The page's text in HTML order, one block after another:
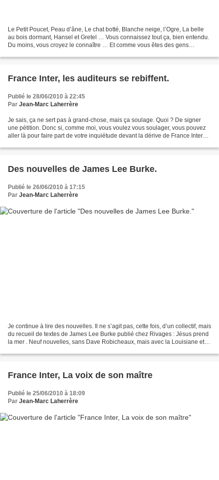
Le Petit Poucet, Peau d’âne, Le chat botté, Blanche neige, l’Ogre, La belle
au bois dormant, Hansel et Gretel … Vous connaissez tout ça, bien entendu.
Du moins, vous croyez le connaître … Et comme vous êtes des gens
France Inter, les auditeurs se rebiffent.
Publié le 28/06/2010 à 22:45
Par Jean-Marc Laherrère
Je sais, ça ne sert pas à grand-chose, mais ça soulage. Quoi ? De signer
une pétition. Donc si, comme moi, vous voulez vous soulager, vous pouvez
aller là pour faire part de votre inquiétude devant la dérive de France Inter
Des nouvelles de James Lee Burke.
Publié le 26/06/2010 à 17:15
Par Jean-Marc Laherrère
Je continue à lire des nouvelles. Il ne s’agit pas, cette fois, d’un collectif, mais
du recueil de textes de James Lee Burke publié chez Rivages : Jésus prend
la mer . Neuf nouvelles, sans Dave Robicheaux, mais avec la Louisiane et le
France Inter, La voix de son maître
Publié le 25/06/2010 à 18:09
Par Jean-Marc Laherrère